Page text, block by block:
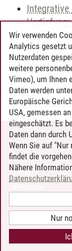
Integrative
Timo Leder/
KONTAKT
LEUPHANA ALS
INTRANET
BARRIEREFREIHEIT
COOKIE-
Wir verwenden
Analytics gesetzt
Nutzerdaten
weitere
Vimeo), um Ihnen
Daten werden
Europäische
USA, gemessen
eingeschätzt. Es
Daten dann durch
Wenn Sie auf
findet die
Nähere
Nur